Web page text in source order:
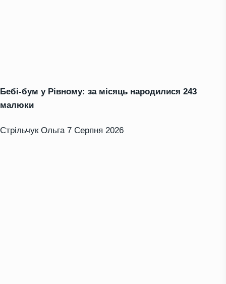
Бебі-бум у Рівному: за місяць народилися 243
малюки
Стрільчук Ольга 7 Серпня 2026